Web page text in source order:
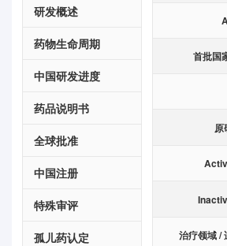
研发概述
药物生命周期
中国研发进度
药品说明书
全球批准
中国注册
特殊审评
孤儿药认定
首批国
原
治疗领域 /